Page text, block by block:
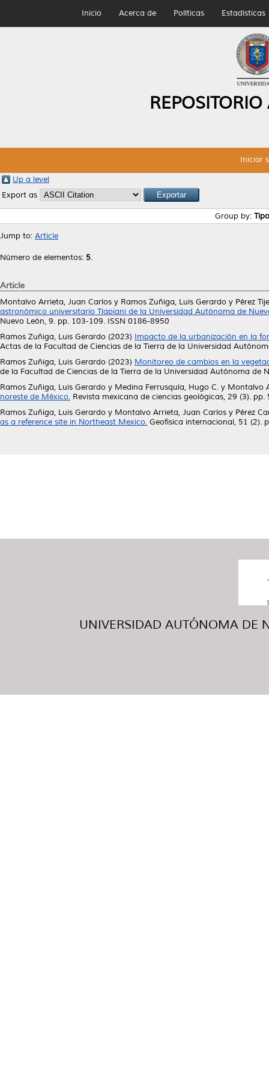
Inicio Acerca de Políticas Estadísticas
Iniciar
Up a level
Export as
Group by:
Jump to: Article
Número de elementos: 5.
Article
Montalvo Arrieta, Juan Carlos y Ramos Zuñiga, Luis Gerardo y Pérez
astronómico universitario Tlapiani de la Universidad Autónoma de
Nuevo León, 9. pp. 103-109. ISSN 0186-8950
Ramos Zuñiga, Luis Gerardo (2023) Impacto de la urbanización en la
Actas de la Facultad de Ciencias de la Tierra de la Universidad
Ramos Zuñiga, Luis Gerardo (2023) Monitoreo de cambios en la
de la Facultad de Ciencias de la Tierra de la Universidad Autónoma de
Ramos Zuñiga, Luis Gerardo y Medina Ferrusquía, Hugo C. y Montalvo
noreste de México. Revista mexicana de ciencias geológicas, 29 (3).
Ramos Zuñiga, Luis Gerardo y Montalvo Arrieta, Juan Carlos y Pérez
as a reference site in Northeast Mexico. Geofisica internacional, 51 (2).
UNIVERSIDAD AUTÓNOMA DE